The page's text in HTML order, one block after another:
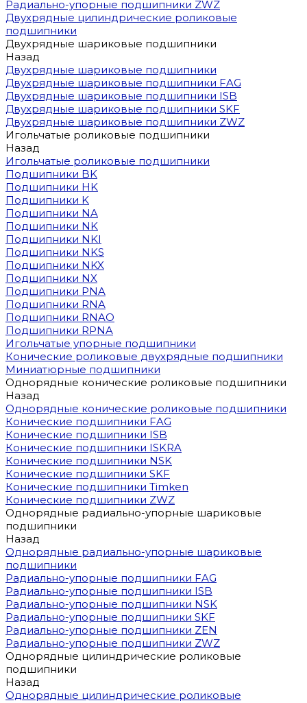
Радиально-упорные подшипники ZWZ
Двухрядные цилиндрические роликовые
подшипники
Двухрядные шариковые подшипники
Назад
Двухрядные шариковые подшипники
Двухрядные шариковые подшипники FAG
Двухрядные шариковые подшипники ISB
Двухрядные шариковые подшипники SKF
Двухрядные шариковые подшипники ZWZ
Игольчатые роликовые подшипники
Назад
Игольчатые роликовые подшипники
Подшипники BK
Подшипники HK
Подшипники K
Подшипники NA
Подшипники NK
Подшипники NKI
Подшипники NKS
Подшипники NKX
Подшипники NX
Подшипники PNA
Подшипники RNA
Подшипники RNAO
Подшипники RPNA
Игольчатые упорные подшипники
Конические роликовые двухрядные подшипники
Миниатюрные подшипники
Однорядные конические роликовые подшипники
Назад
Однорядные конические роликовые подшипники
Конические подшипники FAG
Конические подшипники ISB
Конические подшипники ISKRA
Конические подшипники NSK
Конические подшипники SKF
Конические подшипники Timken
Конические подшипники ZWZ
Однорядные радиально-упорные шариковые
подшипники
Назад
Однорядные радиально-упорные шариковые
подшипники
Радиально-упорные подшипники FAG
Радиально-упорные подшипники ISB
Радиально-упорные подшипники NSK
Радиально-упорные подшипники SKF
Радиально-упорные подшипники ZEN
Радиально-упорные подшипники ZWZ
Однорядные цилиндрические роликовые
подшипники
Назад
Однорядные цилиндрические роликовые